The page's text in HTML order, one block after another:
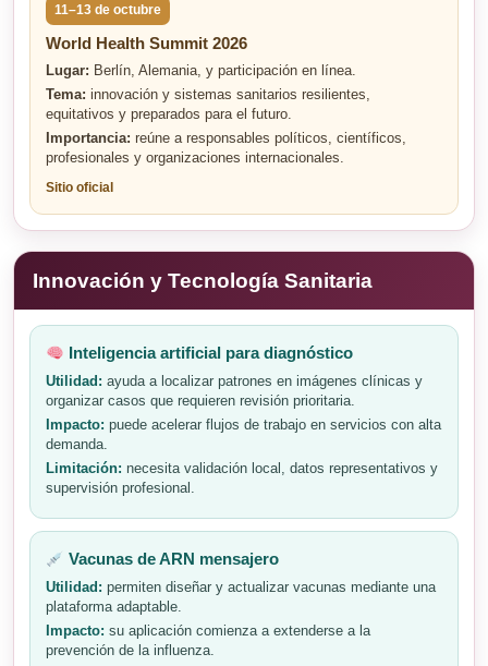
11–13 de octubre
World Health Summit 2026
Lugar: Berlín, Alemania, y participación en línea.
Tema: innovación y sistemas sanitarios resilientes,
equitativos y preparados para el futuro.
Importancia: reúne a responsables políticos, científicos,
profesionales y organizaciones internacionales.
Sitio oficial
Innovación y Tecnología Sanitaria
Inteligencia artificial para diagnóstico
Utilidad: ayuda a localizar patrones en imágenes clínicas y
organizar casos que requieren revisión prioritaria.
Impacto: puede acelerar flujos de trabajo en servicios con alta
demanda.
Limitación: necesita validación local, datos representativos y
supervisión profesional.
Vacunas de ARN mensajero
Utilidad: permiten diseñar y actualizar vacunas mediante una
plataforma adaptable.
Impacto: su aplicación comienza a extenderse a la
prevención de la influenza.